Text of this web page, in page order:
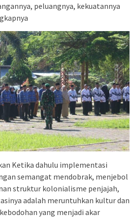
peluangnya, kekuatannya
Ketika dahulu implementasi
semangat mendobrak, menjebol
struktur kolonialisme penjajah,
adalah meruntuhkan kultur dan
yang menjadi akar